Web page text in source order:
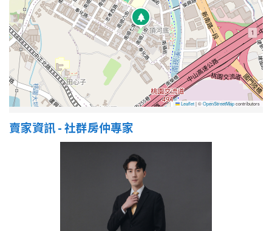
屋齡
不拘
5 年以下
5-10 年 10-20 年
20-30 年
Leaflet|©OpenStreetMapcontributors
賣家資訊 - 社群房仲專家